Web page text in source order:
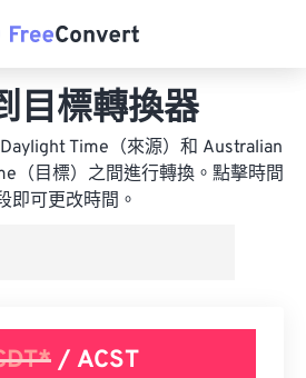
目標轉換器
Time（來源）和 Australian
（目標）之間進行轉換。點擊時間
即可更改時間。
/ ACST